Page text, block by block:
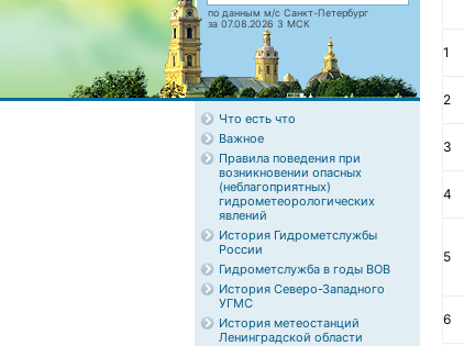
по данным м/с Санкт-Петербург
за 07.08.2026 3 МСК
Что есть что
Важное
Правила поведения при
возникновении опасных
(неблагоприятных)
гидрометеорологических
явлений
История Гидрометслужбы
России
Гидрометслужба в годы ВОВ
История Северо-Западного
УГМС
История метеостанций
Ленинградской области
1
2
3
4
5
6